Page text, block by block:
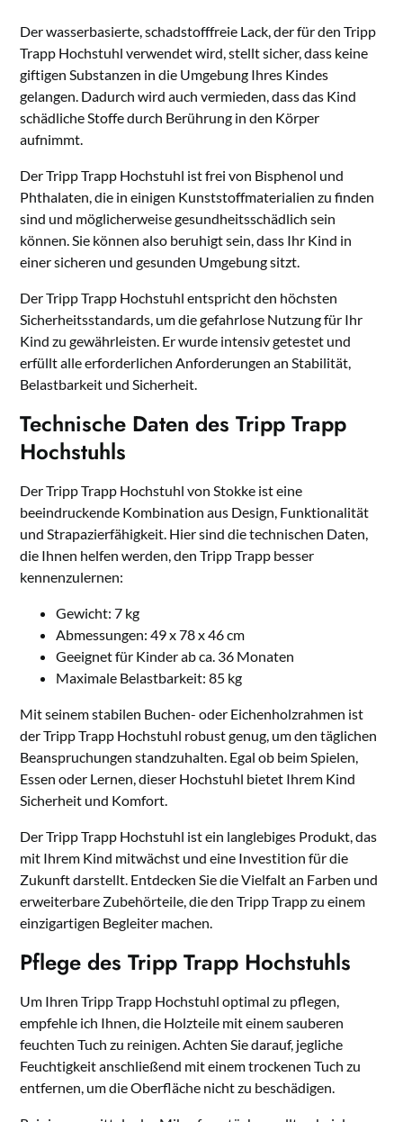
Der wasserbasierte, schadstofffreie Lack, der für den Tripp
Trapp Hochstuhl verwendet wird, stellt sicher, dass keine
giftigen Substanzen in die Umgebung Ihres Kindes
gelangen. Dadurch wird auch vermieden, dass das Kind
schädliche Stoffe durch Berührung in den Körper
aufnimmt.
Der Tripp Trapp Hochstuhl ist frei von Bisphenol und
Phthalaten, die in einigen Kunststoffmaterialien zu finden
sind und möglicherweise gesundheitsschädlich sein
können. Sie können also beruhigt sein, dass Ihr Kind in
einer sicheren und gesunden Umgebung sitzt.
Der Tripp Trapp Hochstuhl entspricht den höchsten
Sicherheitsstandards, um die gefahrlose Nutzung für Ihr
Kind zu gewährleisten. Er wurde intensiv getestet und
erfüllt alle erforderlichen Anforderungen an Stabilität,
Belastbarkeit und Sicherheit.
Technische Daten des Tripp Trapp
Hochstuhls
Der Tripp Trapp Hochstuhl von Stokke ist eine
beeindruckende Kombination aus Design, Funktionalität
und Strapazierfähigkeit. Hier sind die technischen Daten,
die Ihnen helfen werden, den Tripp Trapp besser
kennenzulernen:
Gewicht: 7 kg
Abmessungen: 49 x 78 x 46 cm
Geeignet für Kinder ab ca. 36 Monaten
Maximale Belastbarkeit: 85 kg
Mit seinem stabilen Buchen- oder Eichenholzrahmen ist
der Tripp Trapp Hochstuhl robust genug, um den täglichen
Beanspruchungen standzuhalten. Egal ob beim Spielen,
Essen oder Lernen, dieser Hochstuhl bietet Ihrem Kind
Sicherheit und Komfort.
Der Tripp Trapp Hochstuhl ist ein langlebiges Produkt, das
mit Ihrem Kind mitwächst und eine Investition für die
Zukunft darstellt. Entdecken Sie die Vielfalt an Farben und
erweiterbare Zubehörteile, die den Tripp Trapp zu einem
einzigartigen Begleiter machen.
Pflege des Tripp Trapp Hochstuhls
Um Ihren Tripp Trapp Hochstuhl optimal zu pflegen,
empfehle ich Ihnen, die Holzteile mit einem sauberen
feuchten Tuch zu reinigen. Achten Sie darauf, jegliche
Feuchtigkeit anschließend mit einem trockenen Tuch zu
entfernen, um die Oberfläche nicht zu beschädigen.